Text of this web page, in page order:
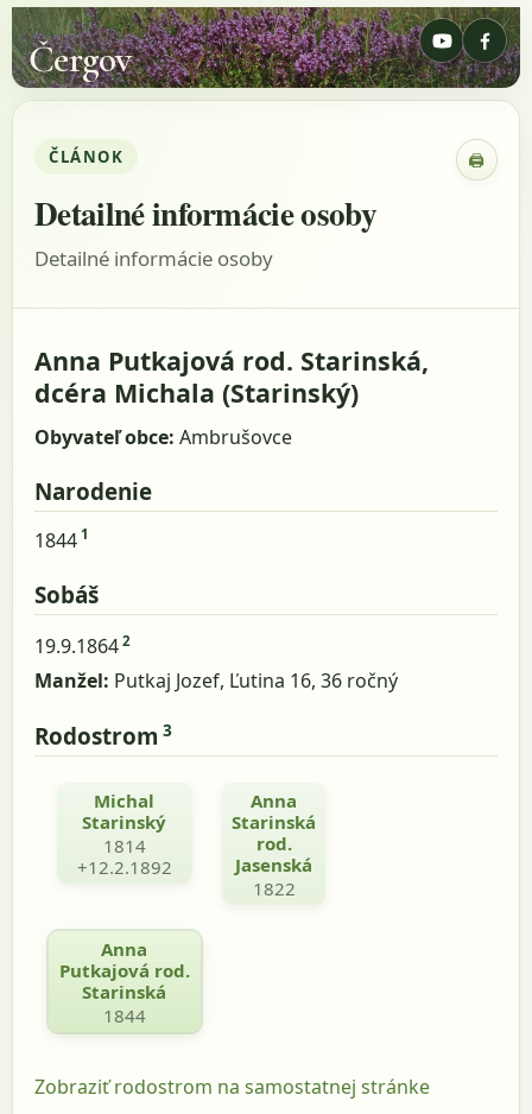
Čergov
ČLÁNOK 🖨
Detailné informácie osoby
Detailné informácie osoby
Anna Putkajová rod. Starinská,
dcéra Michala (Starinský)
Obyvateľ obce: Ambrušovce
Narodenie
1844 1
Sobáš
19.9.1864 2
Manžel: Putkaj Jozef, Ľutina 16, 36 ročný
Rodostrom 3
Michal
Starinský
1814
+12.2.1892
Anna
Starinská
rod.
Jasenská
1822
Anna
Putkajová rod.
Starinská
1844
Zobraziť rodostrom na samostatnej stránke